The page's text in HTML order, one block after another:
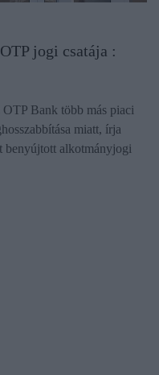
jogi csatája :
Bank több más piaci
miatt, írja
benyújtott alkotmányjogi